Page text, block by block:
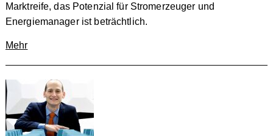
Marktreife, das Potenzial für Stromerzeuger und
Energiemanager ist beträchtlich.
Mehr